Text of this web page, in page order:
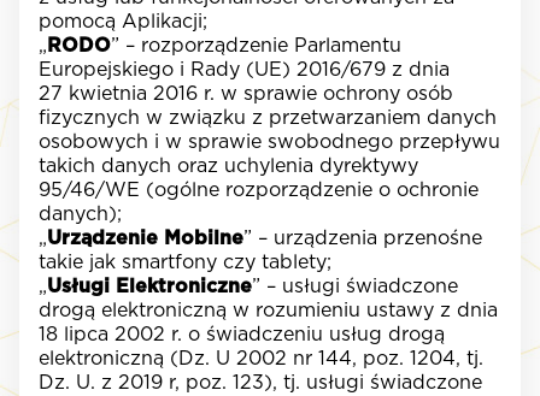
pomocą Aplikacji;
„RODO” – rozporządzenie Parlamentu
Europejskiego i Rady (UE) 2016/679 z dnia
27 kwietnia 2016 r. w sprawie ochrony osób
fizycznych w związku z przetwarzaniem danych
osobowych i w sprawie swobodnego przepływu
takich danych oraz uchylenia dyrektywy
95/46/WE (ogólne rozporządzenie o ochronie
danych);
„Urządzenie Mobilne” – urządzenia przenośne
takie jak smartfony czy tablety;
„Usługi Elektroniczne” – usługi świadczone
drogą elektroniczną w rozumieniu ustawy z dnia
18 lipca 2002 r. o świadczeniu usług drogą
elektroniczną (Dz. U 2002 nr 144, poz. 1204, tj.
Dz. U. z 2019 r, poz. 123), tj. usługi świadczone